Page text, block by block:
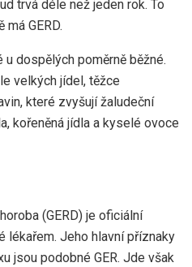
trvá déle než jeden rok. To
GERD.
u dospělých poměrně běžné.
velkých jídel, těžce
které zvyšují žaludeční
kořeněná jídla a kyselé ovoce
(GERD) je oficiální
lékařem. Jeho hlavní příznaky
jsou podobné GER. Jde však